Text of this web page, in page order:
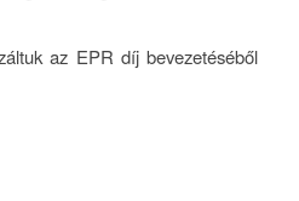
az EPR díj bevezetéséből